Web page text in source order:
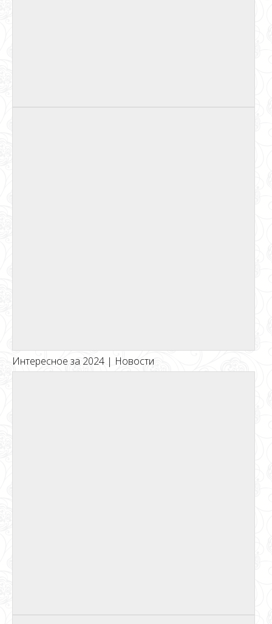
Интересное за 2024 | Новости